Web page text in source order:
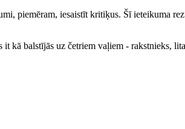
piemēram, iesaistīt kritiķus. Šī ieteikuma
kā balstījās uz četriem vaļiem - rakstnieks,